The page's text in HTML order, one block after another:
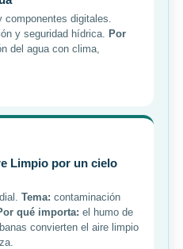
digitales.
y seguridad hídrica. Por
del agua con clima,
Limpio por un cielo
Tema: contaminación
qué importa: el humo de
convierten el aire limpio